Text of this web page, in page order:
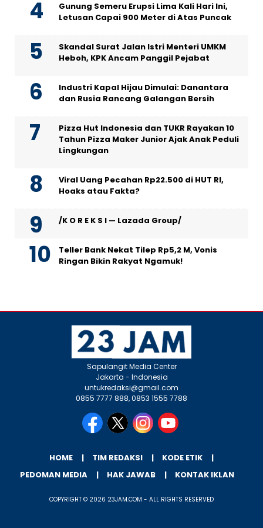
Gunung Semeru Erupsi Lima Kali Hari Ini,
Letusan Capai 900 Meter di Atas Puncak
Skandal Surat Jalan Istri Menteri UMKM
Heboh, KPK Ancam Panggil Pejabat
Industri Kapal Hijau Dimulai: Danantara
dan Rusia Rancang Galangan Bersih
Pizza Hut Indonesia dan TUKR Rayakan 10
Tahun Pizza Maker Junior Ajak Anak Peduli
Lingkungan
Viral Uang Pecahan Rp22.500 di HUT RI,
Hoaks atau Fakta?
/K O R E K S I — Lazada Group/
Teller Bank Nekat Tilep Rp5,2 M, Vonis
Ringan Bikin Rakyat Ngamuk!
Sapulangit Media Center
Jakarta - Indonesia
untukredaksi@gmail.com
0855 7777 888, 0853 1555 7788
HOME TIM REDAKSI
KODE ETIK
PEDOMAN MEDIA
HAK JAWAB KONTAK IKLAN
COPYRIGHT © 2026 23JAM.COM - ALL RIGHTS RESERVED